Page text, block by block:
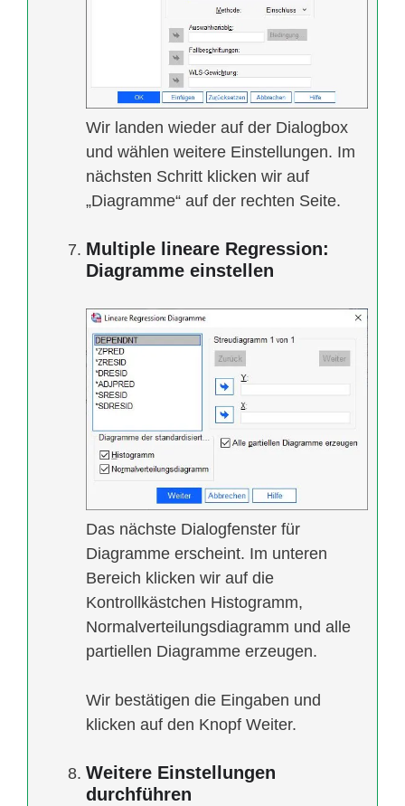
Wir landen wieder auf der Dialogbox
und wählen weitere Einstellungen. Im
nächsten Schritt klicken wir auf
„Diagramme“ auf der rechten Seite.
Multiple lineare Regression:
Diagramme einstellen
Das nächste Dialogfenster für
Diagramme erscheint. Im unteren
Bereich klicken wir auf die
Kontrollkästchen Histogramm,
Normalverteilungsdiagramm und alle
partiellen Diagramme erzeugen.
Wir bestätigen die Eingaben und
klicken auf den Knopf Weiter.
Weitere Einstellungen
durchführen